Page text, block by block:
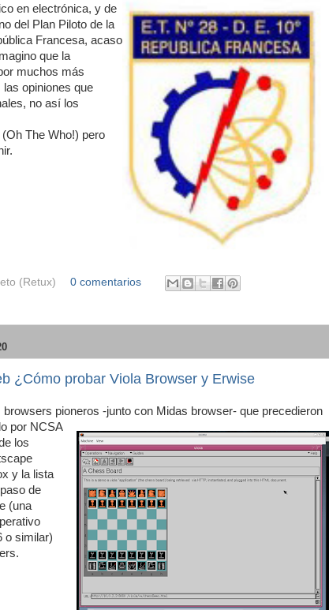
en electrónica, y de
del Plan Piloto de la
Francesa, acaso
que la
muchos más
opiniones que
no así los
The Who!) pero
(Retux)
0 comentarios
¿Cómo probar Viola Browser y Erwise
pioneros -junto con Midas browser- que precedieron
por NCSA
los
y la lista
de
(una
o similar)